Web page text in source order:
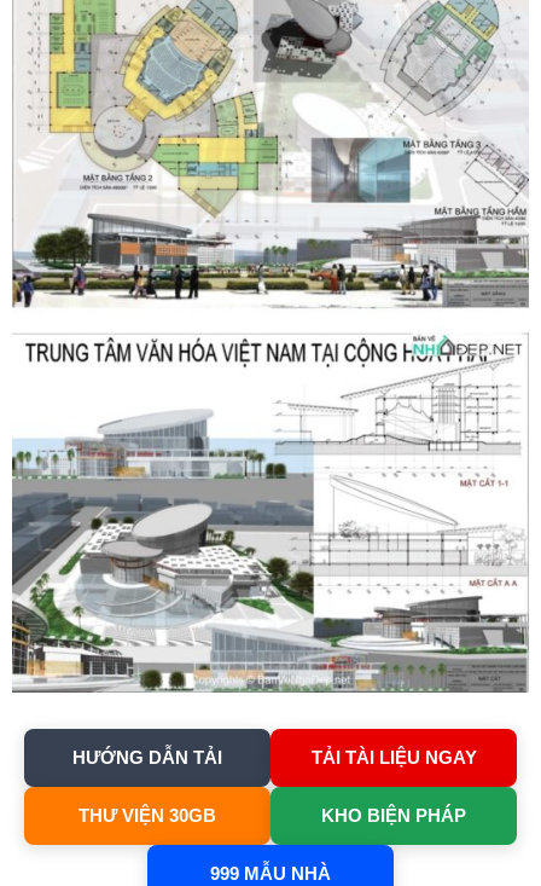
HƯỚNG DẪN TẢI TẢI TÀI LIỆU NGAY
THƯ VIỆN 30GB KHO BIỆN PHÁP
999 MẪU NHÀ